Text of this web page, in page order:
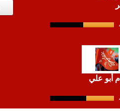
12
أبو علي
12
shots